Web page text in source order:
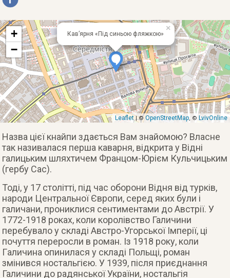
Кав’ярня «Під синьою фляжкою»
×
+
−
Leaflet| ©OpenStreetMap, © LvivOnline
Назва цієї кнайпи здається Вам знайомою? Власне
так називалася перша каварня, відкрита у Відні
галицьким шляхтичем Францом-Юрієм Кульчицьким
(гербу Сас).
Тоді, у 17 столітті, під час оборони Відня від турків,
народи Центральної Європи, серед яких були і
галичани, прониклися сентиментами до Австрії. У
1772-1918 роках, коли королівство Галичини
перебувало у складі Австро-Угорської Імперії, ці
почуття переросли в роман. Із 1918 року, коли
Гaличина опинилася у складі Польщі, роман
змінився ностальгією. У 1939, після приєднання
Галичини до радянської України, ностальгія